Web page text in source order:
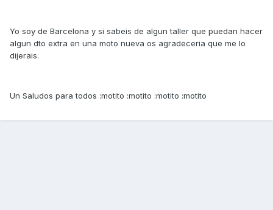
Yo soy de Barcelona y si sabeis de algun taller que puedan hacer
algun dto extra en una moto nueva os agradeceria que me lo
dijerais.
Un Saludos para todos :motito :motito :motito :motito